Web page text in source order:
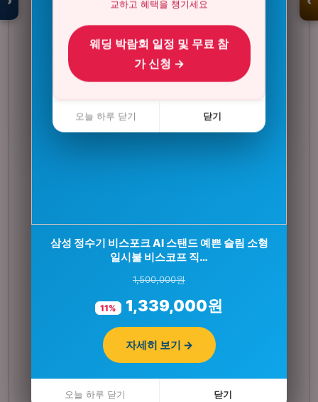
교하고 혜택을 챙기세요
웨딩 박람회 일정 및 무료 참
가 신청 →
오늘 하루 닫기 닫기
뉴로랩스 덴마크 유산균 LGG 프로바이오틱스
100억 유아블라 장 건…
120,000원
48% 62,100원
자세히 보기 →
오늘 하루 닫기 닫기
삼성 정수기 비스포크 AI 스탠드 예쁜 슬림 소형
일시불 비스코프 직…
1,500,000원
11% 1,339,000원
자세히 보기 →
오늘 하루 닫기 닫기